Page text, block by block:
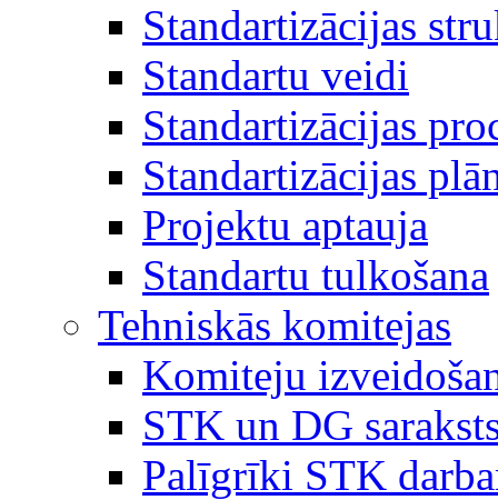
Standartizācijas
Standartu veidi
Standartizācijas
Standartizācijas
Projektu aptauja
Standartu tulkošana
Tehniskās komitejas
Komiteju
STK un DG
Palīgrīki STK